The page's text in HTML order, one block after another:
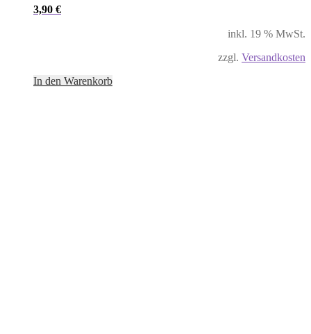
3,90 €
inkl. 19 % MwSt.
zzgl. Versandkosten
In den Warenkorb